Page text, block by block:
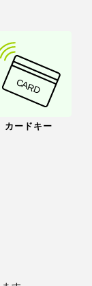
カードキー